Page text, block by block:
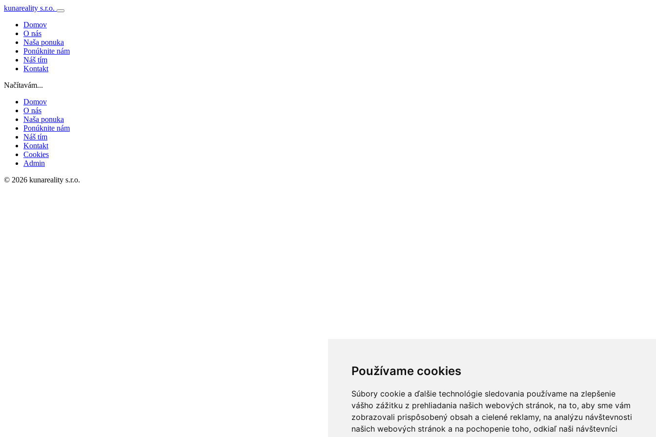
Používame cookies
Súbory cookie a ďalšie technológie sledovania používame na zlepšenie
vášho zážitku z prehliadania našich webových stránok, na to, aby sme vám
zobrazovali prispôsobený obsah a cielené reklamy, na analýzu návštevnosti
našich webových stránok a na pochopenie toho, odkiaľ naši návštevníci
kunareality s.r.o.
Domov
O nás
Naša ponuka
Ponúknite nám
Náš tím
Kontakt
Načítavám...
Domov
O nás
Naša ponuka
Ponúknite nám
Náš tím
Kontakt
Cookies
Admin
© 2026 kunareality s.r.o.